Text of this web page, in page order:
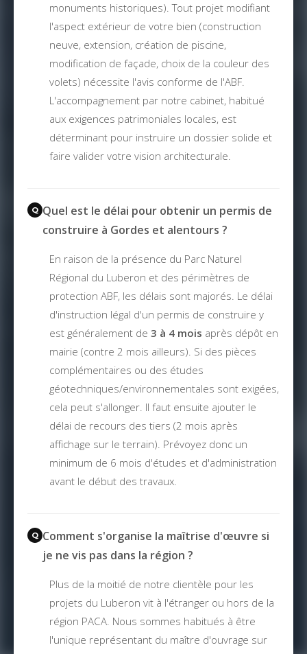
monuments historiques). Tout projet modifiant
l'aspect extérieur de votre bien (construction
neuve, extension, création de piscine,
modification de façade, choix de la couleur des
volets) nécessite l'avis conforme de l'ABF.
L'accompagnement par notre cabinet, habitué
aux exigences patrimoniales locales, est
déterminant pour instruire un dossier solide et
faire valider votre vision architecturale.
Quel est le délai pour obtenir un permis de
construire à Gordes et alentours ?
En raison de la présence du Parc Naturel
Régional du Luberon et des périmètres de
protection ABF, les délais sont majorés. Le délai
d'instruction légal d'un permis de construire y
est généralement de 3 à 4 mois après dépôt en
mairie (contre 2 mois ailleurs). Si des pièces
complémentaires ou des études
géotechniques/environnementales sont exigées,
cela peut s'allonger. Il faut ensuite ajouter le
délai de recours des tiers (2 mois après
affichage sur le terrain). Prévoyez donc un
minimum de 6 mois d'études et d'administration
avant le début des travaux.
Comment s'organise la maîtrise d'œuvre si
je ne vis pas dans la région ?
Plus de la moitié de notre clientèle pour les
projets du Luberon vit à l'étranger ou hors de la
région PACA. Nous sommes habitués à être
l'unique représentant du maître d'ouvrage sur